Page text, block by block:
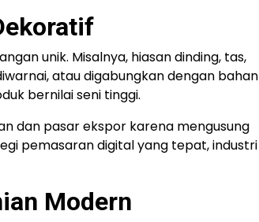
unik. Misalnya, hiasan dinding, tas,
atau digabungkan dengan bahan
bernilai seni tinggi.
dan pasar ekspor karena mengusung
pemasaran digital yang tepat, industri
Modern